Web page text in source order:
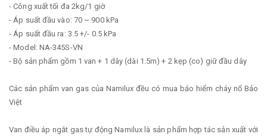
- Công xuất tối đa 2kg/1 giờ
- Áp suất đầu vào: 70 ~ 900 kPa
- Áp suất đầu ra: 3.5 +/- 0.5 kPa
- Model: NA-345S-VN
- Bộ sản phẩm gồm 1 van + 1 dây (dài 1.5m) + 2 kẹp (co) giữ đầu dây
Các sản phẩm van gas của Namilux đều có mua bảo hiểm cháy nổ Bảo
Việt
Van điều áp ngắt gas tự động Namilux là sản phẩm hợp tác sản xuất với